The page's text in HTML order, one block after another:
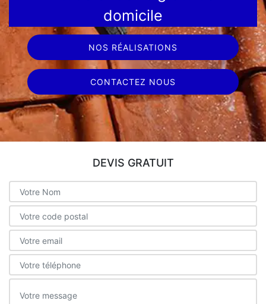
domicile
NOS RÉALISATIONS
CONTACTEZ NOUS
DEVIS GRATUIT